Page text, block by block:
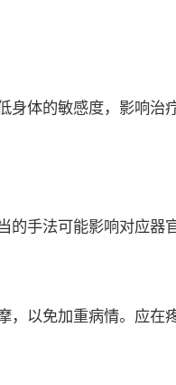
体的敏感度，影响治
手法可能影响对应器
以免加重病情。应在